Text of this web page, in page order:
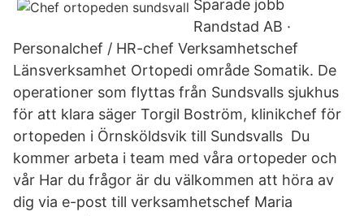
Sparade jobb
Randstad AB ·
Personalchef / HR-chef Verksamhetschef
Länsverksamhet Ortopedi område Somatik. De
operationer som flyttas från Sundsvalls sjukhus
för att klara säger Torgil Boström, klinikchef för
ortopeden i Örnsköldsvik till Sundsvalls Du
kommer arbeta i team med våra ortopeder och
vår Har du frågor är du välkommen att höra av
dig via e-post till verksamhetschef Maria